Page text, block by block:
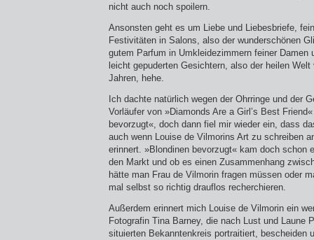
nicht auch noch spoilern.
Ansonsten geht es um Liebe und Liebesbriefe,
Festivitäten in Salons, also der wunderschönen
gutem Parfum in Umkleidezimmern feiner Damen
leicht gepuderten Gesichtern, also der heilen
Jahren, hehe.
Ich dachte natürlich wegen der Ohrringe und der
Vorläufer von »Diamonds Are a Girl’s Best
bevorzugt«, doch dann fiel mir wieder ein, dass
auch wenn Louise de Vilmorins Art zu schreiben
erinnert. »Blondinen bevorzugt« kam doch schon
den Markt und ob es einen Zusammenhang
hätte man Frau de Vilmorin fragen müssen oder
mal selbst so richtig drauflos recherchieren.
Außerdem erinnert mich Louise de Vilmorin ein
Fotografin Tina Barney, die nach Lust und Laune
situierten Bekanntenkreis portraitiert, bescheiden